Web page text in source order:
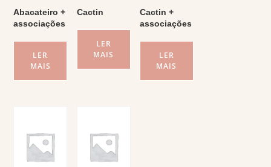
Abacateiro +
associações
LER
MAIS
Cactin
LER
MAIS
Cactin +
associações
LER
MAIS